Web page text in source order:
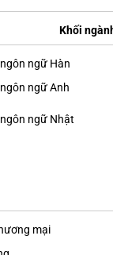
Khối
ngữ Hàn
ngữ Anh
ngữ Nhật
mại